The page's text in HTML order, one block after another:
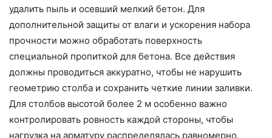
удалить пыль и осевший мелкий бетон. Для
дополнительной защиты от влаги и ускорения набора
прочности можно обработать поверхность
специальной пропиткой для бетона. Все действия
должны проводиться аккуратно, чтобы не нарушить
геометрию столба и сохранить четкие линии заливки.
Для столбов высотой более 2 м особенно важно
контролировать ровность каждой стороны, чтобы
нагрузка на арматуру распределялась равномерно.